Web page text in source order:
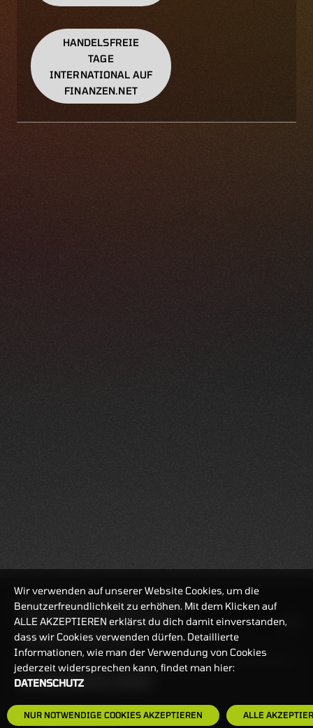
HANDELSFREIE
TAGE
INTERNATIONAL AUF
FINANZEN.NET
BANKEINSTELLUNGEN
HÄUFIG GESUCHT:
REALTIMEKURSE 07.08.2026
09:49:35
HANDELSZEIT
MO-FR: 7:30-23 UHR
ZERTIFIKATE
8:00-22 UHR
Wir verwenden auf unserer Website Cookies, um die
Benutzerfreundlichkeit zu erhöhen. Mit dem Klicken auf
ALLE AKZEPTIEREN erklärst du dich damit einverstanden,
dass wir Cookies verwenden dürfen. Detaillierte
Informationen, wie man der Verwendung von Cookies
jederzeit widersprechen kann, findet man hier:
DATENSCHUTZ
NUR NOTWENDIGE COOKIES AKZEPTIEREN ALLE